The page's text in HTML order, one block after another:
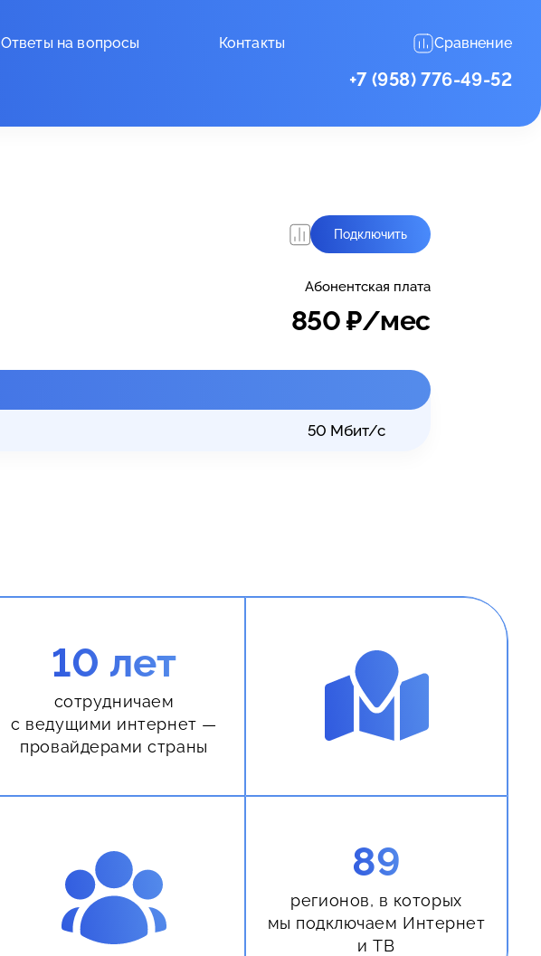
Ответы на вопросы Контакты Сравнение
+7 (958) 776-49-52
Подключить
Абонентская плата
850 ₽/мес
50 Мбит/с
10 лет
сотрудничаем
с ведущими интернет —
провайдерами страны
89
регионов, в которых
мы подключаем Интернет
и ТВ